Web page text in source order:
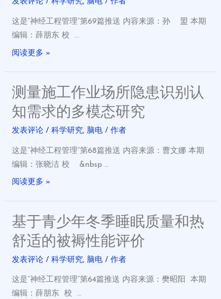
发表评论 / 科学研究, 脑电/ 作者
这是“神经工程管理”第69篇推送 内容来源：孙 盟 本期
编辑：薛朋东 校 …
阅读更多 »
测量施工作业场所隐患识别认
知需求的多模态研究
发表评论 / 科学研究, 脑电/ 作者
这是“神经工程管理”第68篇推送 内容来源：曹文娜 本期
编辑：张晓洁 校 &nbsp …
阅读更多 »
基于青少年冬季睡眠质量和热
舒适的被褥性能评价
发表评论 / 科学研究, 脑电/ 作者
这是“神经工程管理”第64篇推送 内容来源：樊昭阳 本期
编辑：薛朋东 校 …